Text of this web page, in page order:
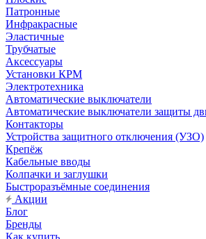
Патронные
Инфракрасные
Эластичные
Трубчатые
Аксессуары
Установки КРМ
Электротехника
Автоматические выключатели
Автоматические выключатели защиты
Контакторы
Устройства защитного отключения (УЗО)
Крепёж
Кабельные вводы
Колпачки и заглушки
Быстроразъёмные соединения
Акции
Блог
Бренды
Как купить